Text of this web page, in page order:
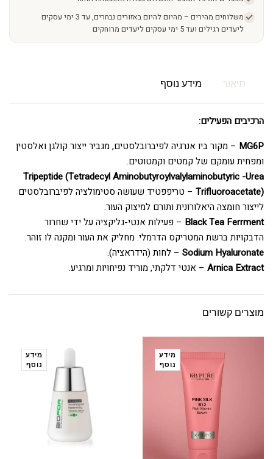
משלוחים מהירים – מהיום להיום באזורים נבחרים, עד 3 ימי עסקים
ליעדים רגילים ועד 5 ימי עסקים ליעדים מרוחקים
תיאור מידע נוסף
הרכיבים הפעילים:
MG6P – מקור ביו אנרגיה לפיברובלסטים, מגביר ייצור קולגן ואלסטין
ומפחית עומקם של קמטים וקמטוטים.
Tripeptide (Tetradecyl Aminobutyroylvalylaminobutyric -Urea
Trifluoroacetate) – טריפפטיד שעושה סטימולציה לפיברובלסטים
לייצור חומצה היאלורונית ותורם למיצוק העור.
Black Tea Ferrment – פעילות אנטי-גליקציה על ידי שחרור
הדבקויות ברשת המטריקס הדרמלי. מחליק את העור ומקנה לו זוהר.
Sodium Hyaluronate – לחות (הידראציה).
Arnica Extract – אנטי דלקתי, מוריד נפיחויות ומרגיע.
מוצרים קשורים
מידע
נוסף
מידע
נוסף